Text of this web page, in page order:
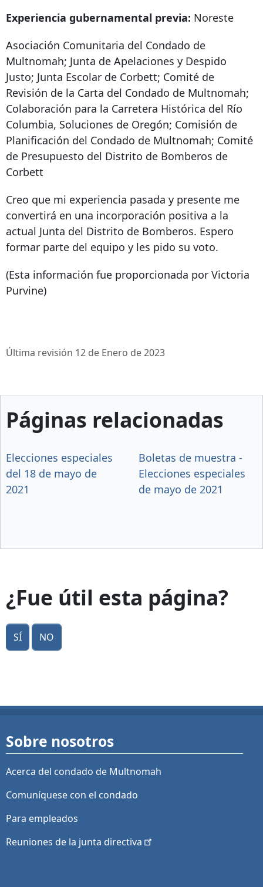
Experiencia gubernamental previa: Noreste
Asociación Comunitaria del Condado de
Multnomah; Junta de Apelaciones y Despido
Justo; Junta Escolar de Corbett; Comité de
Revisión de la Carta del Condado de Multnomah;
Colaboración para la Carretera Histórica del Río
Columbia, Soluciones de Oregón; Comisión de
Planificación del Condado de Multnomah; Comité
de Presupuesto del Distrito de Bomberos de
Corbett
Creo que mi experiencia pasada y presente me
convertirá en una incorporación positiva a la
actual Junta del Distrito de Bomberos. Espero
formar parte del equipo y les pido su voto.
(Esta información fue proporcionada por Victoria
Purvine)
Última revisión 12 de Enero de 2023
Páginas relacionadas
Elecciones especiales
del 18 de mayo de
2021
Boletas de muestra -
Elecciones especiales
de mayo de 2021
¿Fue útil esta página?
Sí No
Sobre nosotros
Acerca del condado de Multnomah
Comuníquese con el condado
Para empleados
Reuniones de la junta directiva